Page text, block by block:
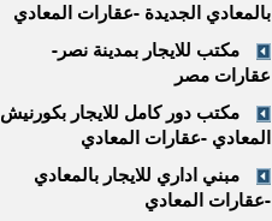
بالمعادي الجديدة -عقارات المعادي
مكتب للايجار بمدينة نصر-
عقارات مصر
مكتب دور كامل للايجار بكورنيش
المعادي -عقارات المعادي
مبني اداري للايجار بالمعادي
-عقارات المعادي